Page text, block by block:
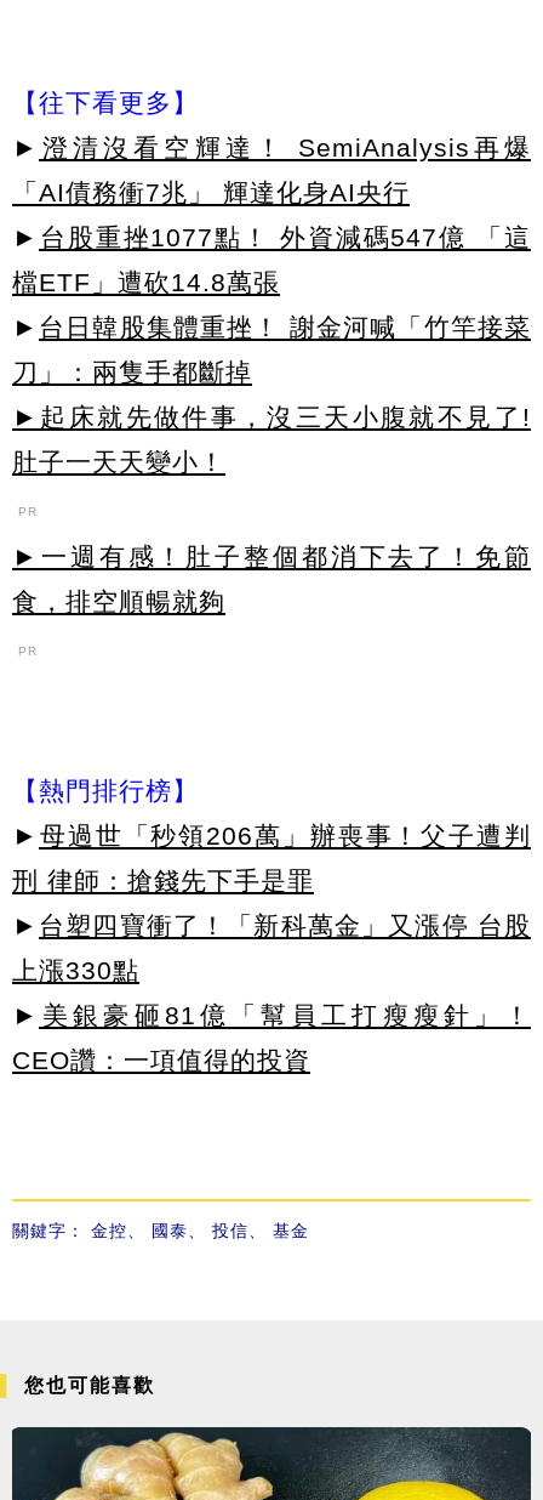
【往下看更多】
► 澄清沒看空輝達！ SemiAnalysis再爆
「AI債務衝7兆」 輝達化身AI央行
► 台股重挫1077點！ 外資減碼547億 「這
檔ETF」遭砍14.8萬張
► 台日韓股集體重挫！ 謝金河喊「竹竿接菜
刀」：兩隻手都斷掉
►起床就先做件事，沒三天小腹就不見了!
肚子一天天變小！
PR
►一週有感！肚子整個都消下去了！免節
食，排空順暢就夠
PR
【熱門排行榜】
► 母過世「秒領206萬」辦喪事！父子遭判
刑 律師：搶錢先下手是罪
► 台塑四寶衝了！「新科萬金」又漲停 台股
上漲330點
► 美銀豪砸81億「幫員工打瘦瘦針」！
CEO讚：一項值得的投資
關鍵字： 金控、 國泰、 投信、 基金
您也可能喜歡